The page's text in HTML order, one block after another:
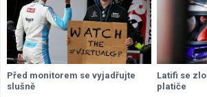
Před monitorem se vyjadřujte
slušně
Latifi se
platiče